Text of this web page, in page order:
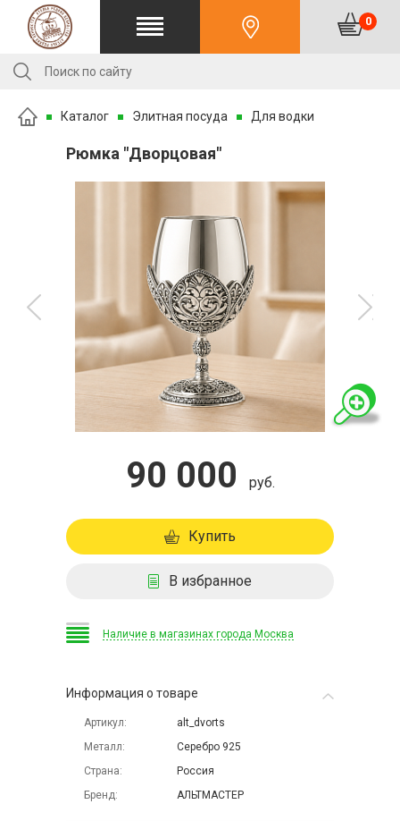
0
Каталог Элитная посуда Для водки
Рюмка "Дворцовая"
90 000 руб.
Купить
В избранное
Наличие в магазинах города Москва
Информация о товаре
Артикул
alt_dvorts
Металл
Серебро 925
Страна
Россия
Бренд
АЛЬТМАСТЕР